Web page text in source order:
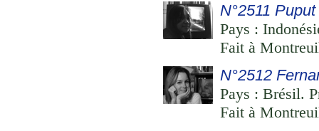
N°2511
Pays :
Fait à
N°2512
Pays : Brésil.
Fait à